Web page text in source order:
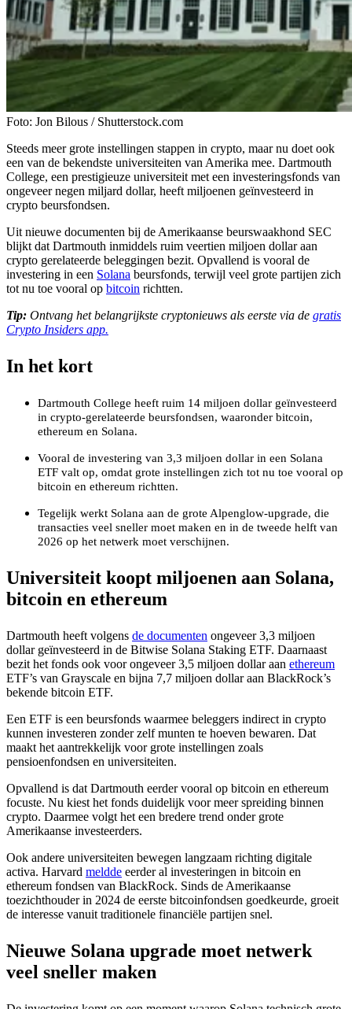
Foto: Jon Bilous / Shutterstock.com
Steeds meer grote instellingen stappen in crypto, maar nu doet ook
een van de bekendste universiteiten van Amerika mee. Dartmouth
College, een prestigieuze universiteit met een investeringsfonds van
ongeveer negen miljard dollar, heeft miljoenen geïnvesteerd in
crypto beursfondsen.
Uit nieuwe documenten bij de Amerikaanse beurswaakhond SEC
blijkt dat Dartmouth inmiddels ruim veertien miljoen dollar aan
crypto gerelateerde beleggingen bezit. Opvallend is vooral de
investering in een Solana beursfonds, terwijl veel grote partijen zich
tot nu toe vooral op bitcoin richtten.
Tip: Ontvang het belangrijkste cryptonieuws als eerste via de gratis
Crypto Insiders app.
In het kort
Dartmouth College heeft ruim 14 miljoen dollar geïnvesteerd
in crypto-gerelateerde beursfondsen, waaronder bitcoin,
ethereum en Solana.
Vooral de investering van 3,3 miljoen dollar in een Solana
ETF valt op, omdat grote instellingen zich tot nu toe vooral op
bitcoin en ethereum richtten.
Tegelijk werkt Solana aan de grote Alpenglow-upgrade, die
transacties veel sneller moet maken en in de tweede helft van
2026 op het netwerk moet verschijnen.
Universiteit koopt miljoenen aan Solana,
bitcoin en ethereum
Dartmouth heeft volgens de documenten ongeveer 3,3 miljoen
dollar geïnvesteerd in de Bitwise Solana Staking ETF. Daarnaast
bezit het fonds ook voor ongeveer 3,5 miljoen dollar aan ethereum
ETF’s van Grayscale en bijna 7,7 miljoen dollar aan BlackRock’s
bekende bitcoin ETF.
Een ETF is een beursfonds waarmee beleggers indirect in crypto
kunnen investeren zonder zelf munten te hoeven bewaren. Dat
maakt het aantrekkelijk voor grote instellingen zoals
pensioenfondsen en universiteiten.
Opvallend is dat Dartmouth eerder vooral op bitcoin en ethereum
focuste. Nu kiest het fonds duidelijk voor meer spreiding binnen
crypto. Daarmee volgt het een bredere trend onder grote
Amerikaanse investeerders.
Ook andere universiteiten bewegen langzaam richting digitale
activa. Harvard meldde eerder al investeringen in bitcoin en
ethereum fondsen van BlackRock. Sinds de Amerikaanse
toezichthouder in 2024 de eerste bitcoinfondsen goedkeurde, groeit
de interesse vanuit traditionele financiële partijen snel.
Nieuwe Solana upgrade moet netwerk
veel sneller maken